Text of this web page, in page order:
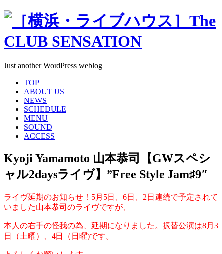
Just another WordPress weblog
TOP
ABOUT US
NEWS
SCHEDULE
MENU
SOUND
ACCESS
Kyoji Yamamoto 山本恭司【GWスペシ
ャル2daysライヴ】”Free Style Jam♯9″
ライヴ延期のお知らせ！5月5日、6日、2日連続で予定されて
いました山本恭司のライヴですが、
本人の右手の怪我の為、延期になりました。振替公演は8月3
日（土曜）、4日（日曜)です。